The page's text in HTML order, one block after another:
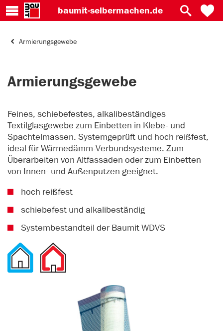
baumit-selbermachen.de
Armierungsgewebe
Armierungsgewebe
Feines, schiebefestes, alkalibeständiges
Textilglasgewebe zum Einbetten in Klebe- und
Spachtelmassen. Systemgeprüft und hoch reißfest,
ideal für Wärmedämm-Verbundsysteme. Zum
Überarbeiten von Altfassaden oder zum Einbetten
von Innen- und Außenputzen geeignet.
hoch reißfest
schiebefest und alkalibeständig
Systembestandteil der Baumit WDVS